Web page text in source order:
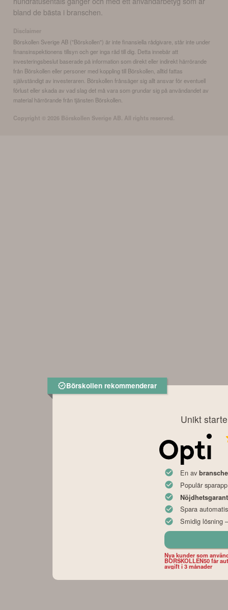
Börskollen rekommenderar
Unikt
En av
Populär
Spara
Smidig lösning
Nya kunder som
BORSKOLLEN50 får
avgift i 3 månader
bland de bästa i branschen.
Disclaimer
Börskollen Sverige AB ("Börskollen") är inte finansiella rådgivare, står inte under
finansinspektionens tillsyn och ger inga råd till dig. Detta innebär att
investeringsbeslut baserade på information som direkt eller indirekt härrörande
från Börskollen eller personer med koppling till Börskollen, alltid fattas
självständigt av investeraren. Börskollen frånsäger sig allt ansvar för eventuell
förlust eller skada av vad slag det må vara som grundar sig på användandet av
material härrörande från tjänsten Börskollen.
Copyright © 2026 Börskollen Sverige AB. All rights reserved.